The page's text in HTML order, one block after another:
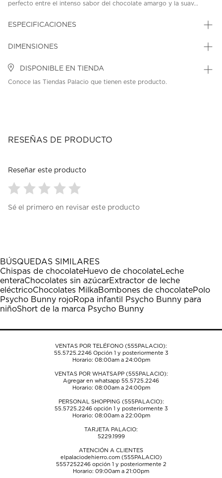
perfecto entre el intenso sabor del chocolate amargo y la suav...
ESPECIFICACIONES
DIMENSIONES
DISPONIBLE EN TIENDA
Conoce las Tiendas Palacio que tienen este producto.
RESEÑAS DE PRODUCTO
Reseñar este producto
para
1
estrella
Esta
acción
abrirá
el
formulario
envío.
para
estrellas.
Esta
acción
abrirá
el
formulario
envío.
para
estrellas.
Esta
acción
abrirá
el
formulario
envío.
para
estrellas.
Esta
acción
abrirá
el
formulario
envío.
para
estrellas.
Esta
acción
abrirá
el
formulario
envío.
Sé el primero en revisar este producto
BÚSQUEDAS SIMILARES
Chispas de chocolateHuevo de chocolateLeche
enteraChocolates sin azúcarExtractor de leche
eléctricoChocolates MilkaBombones de chocolatePolo
Psycho Bunny rojoRopa infantil Psycho Bunny para
niñoShort de la marca Psycho Bunny
VENTAS POR TELÉFONO (555PALACIO):
55.5725.2246Opción 1 y posteriormente 3
Horario: 08:00am a 24:00pm
VENTAS POR WHATSAPP (555PALACIO):
Agregar en whatsapp 55.5725.2246
Horario: 08:00am a 24:00pm
PERSONAL SHOPPING (555PALACIO):
55.5725.2246opción 1 y posteriormente 3
Horario: 08:00am a 22:00pm
TARJETA PALACIO:
5229.1999
ATENCIÓN A CLIENTES
elpalaciodehierro.com (555PALACIO)
5557252246opción 1 y posteriormente 2
Horario: 09:00am a 21:00pm